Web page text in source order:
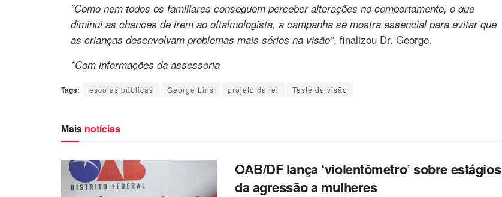
“Como nem todos os familiares conseguem perceber alterações no comportamento, o que
diminui as chances de irem ao oftalmologista, a campanha se mostra essencial para evitar que
as crianças desenvolvam problemas mais sérios na visão”, finalizou Dr. George.
*Com informações da assessoria
Tags: escolas públicas George Lins projeto de lei Teste de visão
Mais notícias
OAB/DF lança ‘violentômetro’ sobre estágios
da agressão a mulheres